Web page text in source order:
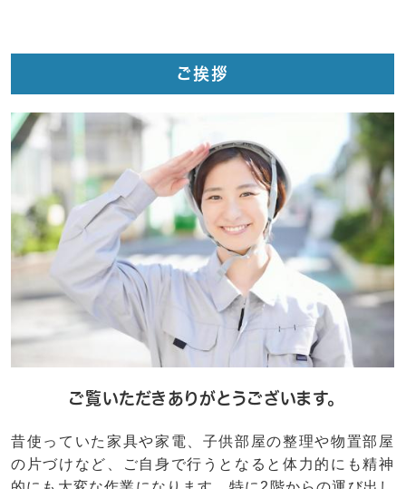
ご挨拶
ご覧いただきありがとうございます。
昔使っていた家具や家電、子供部屋の整理や物置部屋
の片づけなど、ご自身で行うとなると体力的にも精神